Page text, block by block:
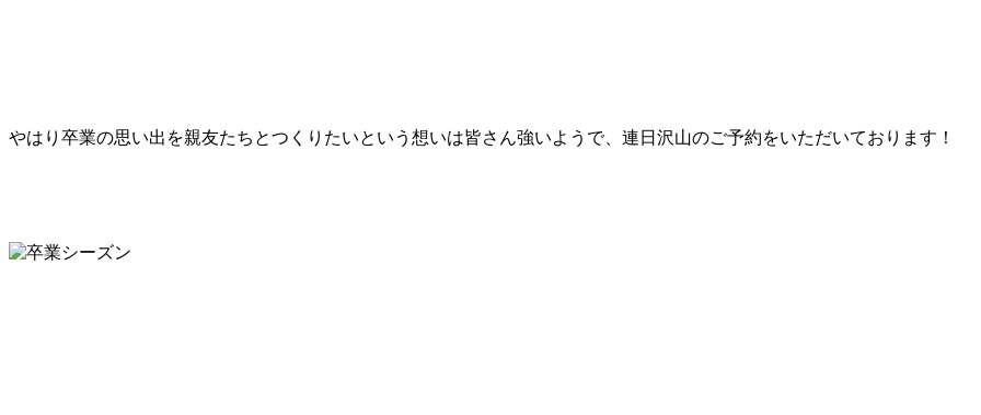
やはり卒業の思い出を親友たちとつくりたいという想いは皆さん強いようで、連日沢山のご予約をいただいております！